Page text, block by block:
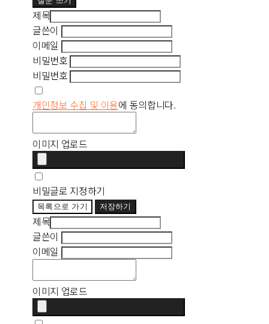
제목
글쓴이
이메일
비밀번호
비밀번호
개인정보 수집 및 이용에 동의합니다.
이미지 업로드
비밀글로 지정하기
목록으로 가기 저장하기
제목
글쓴이
이메일
이미지 업로드